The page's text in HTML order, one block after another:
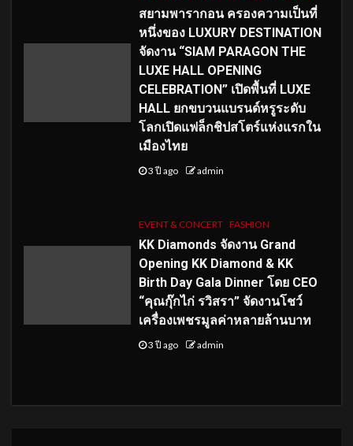
สยามพารากอน ครองความเป็นที่
หนึ่งของ LUXURY DESTINATION
จัดงาน “SIAM PARAGON THE
LUXE HALL OPENING
CELEBRATION” เปิดพื้นที่ LUXE
HALL ยกขบวนแบรนด์หรูระดับ
โลกเปิดแฟล็กชิปสโตร์แห่งแรกใน
เมืองไทย
3 ปี ago admin
EVENT & CONCERT FASHION
KK Diamonds จัดงาน Grand
Opening KK Diamond & KK
Birth Day Gala Dinner โดย CEO
“คุณกุ๊กไก่ รวิสรา” จัดงานโชว์
เครื่องเพชรมูลค่าหลายล้านบาท
3 ปี ago admin